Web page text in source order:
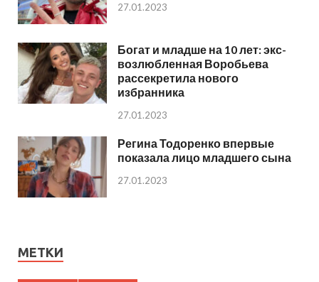
27.01.2023
Богат и младше на 10 лет: экс-
возлюбленная Воробьева
рассекретила нового
избранника
27.01.2023
Регина Тодоренко впервые
показала лицо младшего сына
27.01.2023
МЕТКИ